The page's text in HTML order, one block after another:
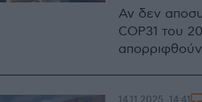
Αν δεν
COP31 του
14.11.2025, 14:41